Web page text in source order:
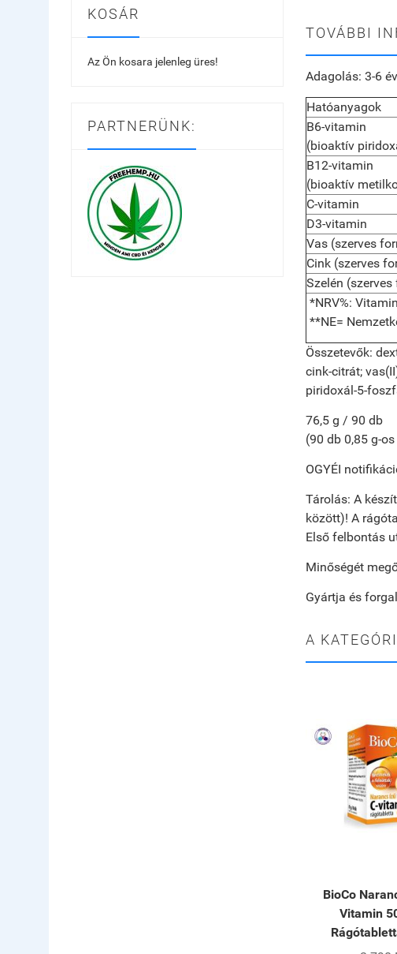
KOSÁR
Az Ön kosara jelenleg üres!
PARTNERÜNK:
TOVÁBBI
Adagolás: 3-6
Hatóanyagok
B6-vitamin
(bioaktív
B12-vitamin
(bioaktív
C-vitamin
D3-vitamin
Vas (szerves
Cink (szerves
Szelén
*NRV%:
**NE=
Összetevők:
cink-citrát;
piridoxál-5-
76,5 g / 90 db
(90 db 0,85 g-
OGYÉI
Tárolás: A
között)! A
Első felbontás
Minőségét
Gyártja és
A
BioCo
Vitamin